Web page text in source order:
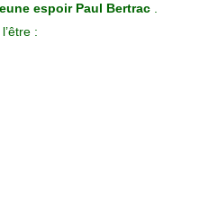
espoir Paul Bertrac
: